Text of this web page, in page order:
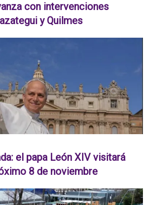
con intervenciones
y Quilmes
el papa León XIV visitará
8 de noviembre